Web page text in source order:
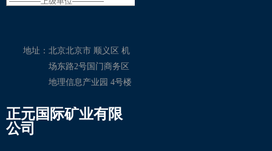
正元国际矿业有限
公司
地址： 北京北京市 顺义区 机
场东路2号国门商务区
地理信息产业园 4号楼